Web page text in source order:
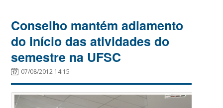
Conselho mantém adiamento
do início das atividades do
semestre na UFSC
07/08/2012 14:15